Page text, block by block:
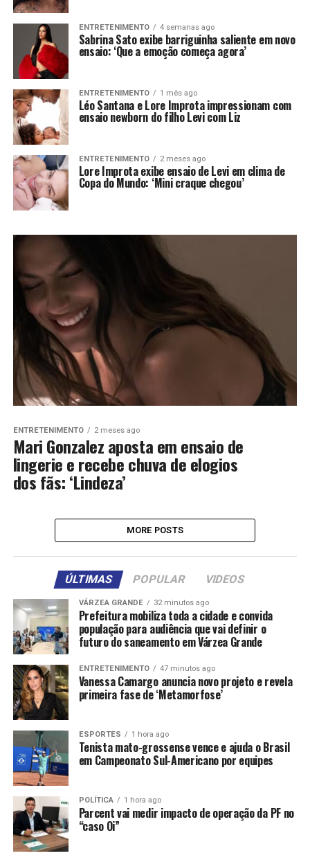
ENTRETENIMENTO 4 semanas ago
Sabrina Sato exibe barriguinha saliente em novo
ensaio: ‘Que a emoção começa agora’
ENTRETENIMENTO 1 mês ago
Léo Santana e Lore Improta impressionam com
ensaio newborn do filho Levi com Liz
ENTRETENIMENTO 2 meses ago
Lore Improta exibe ensaio de Levi em clima de
Copa do Mundo: ‘Mini craque chegou’
ENTRETENIMENTO 2 meses ago
Mari Gonzalez aposta em ensaio de
lingerie e recebe chuva de elogios
dos fãs: ‘Lindeza’
MORE POSTS
ÚLTIMAS POPULAR VIDEOS
VÁRZEA GRANDE 32 minutos ago
Prefeitura mobiliza toda a cidade e convida
população para audiência que vai definir o
futuro do saneamento em Várzea Grande
ENTRETENIMENTO 47 minutos ago
Vanessa Camargo anuncia novo projeto e revela
primeira fase de ‘Metamorfose’
ESPORTES 1 hora ago
Tenista mato-grossense vence e ajuda o Brasil
em Campeonato Sul-Americano por equipes
POLÍTICA 1 hora ago
Parcent vai medir impacto de operação da PF no
“caso Oi”